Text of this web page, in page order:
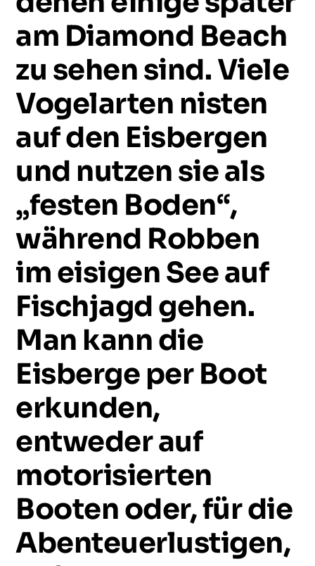
am Diamond Beach
zu sehensind.Viele
Vogelarten nisten
aufden Eisbergen
und nutzensieals
„festen Boden“,
während Robben
imeisigenSeeauf
Fischjagdgehen.
Man kanndie
Eisberge per Boot
erkunden,
entwederauf
motorisierten
Bootenoder,fürdie
Abenteuerlustigen,